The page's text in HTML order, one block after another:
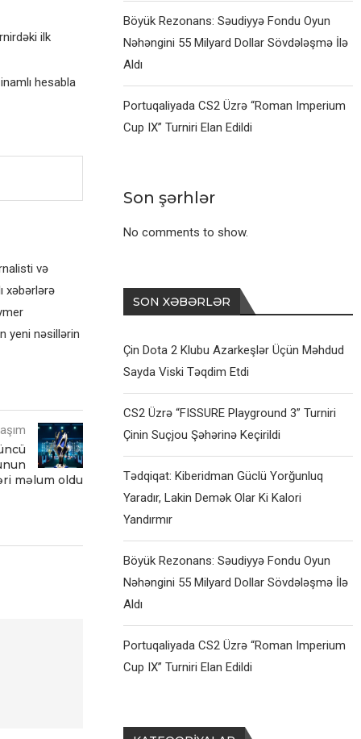
ilk
hesabla
və
xəbərlərə
yeni nəsillərin
məlum oldu
Böyük Rezonans: Səudiyyə Fondu Oyun
Nəhəngini 55 Milyard Dollar Sövdələşmə İlə
Aldı
Portuqaliyada CS2 Üzrə “Roman Imperium
Cup IX” Turniri Elan Edildi
Son şərhlər
No comments to show.
SON XƏBƏRLƏR
Çin Dota 2 Klubu Azarkeşlər Üçün Məhdud
Sayda Viski Təqdim Etdi
CS2 Üzrə “FISSURE Playground 3” Turniri
Çinin Suçjou Şəhərinə Keçirildi
Tədqiqat: Kiberidman Güclü Yorğunluq
Yaradır, Lakin Demək Olar Ki Kalori
Yandırmır
Böyük Rezonans: Səudiyyə Fondu Oyun
Nəhəngini 55 Milyard Dollar Sövdələşmə İlə
Aldı
Portuqaliyada CS2 Üzrə “Roman Imperium
Cup IX” Turniri Elan Edildi